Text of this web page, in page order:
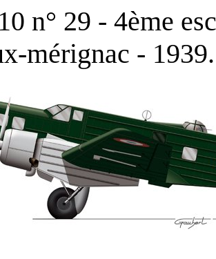
n° 29 - 4ème
mérignac -